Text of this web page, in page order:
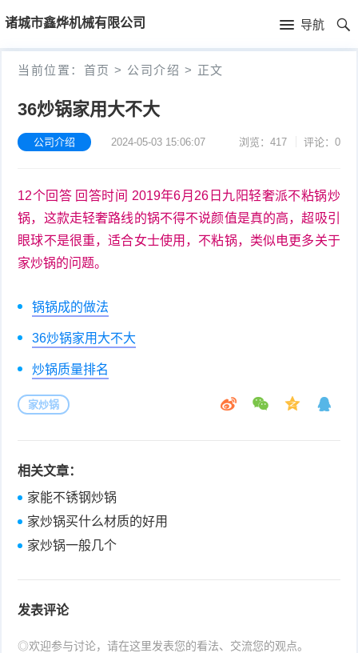
诸城市鑫烨机械有限公司 导航
首
页
首
当前位置： 首页 > 公司介绍 > 正文
36炒锅家用大不大
公司介绍 2024-05-03 15:06:07 浏览：417 评论：0
12个回答 回答时间 2019年6月26日九阳轻奢派不粘锅炒
锅，这款走轻奢路线的锅不得不说颜值是真的高，超吸引
眼球不是很重，适合女士使用，不粘锅，类似电更多关于
家炒锅的问题。
锅锅成的做法
36炒锅家用大不大
炒锅质量排名
家炒锅
相关文章：
家能不锈钢炒锅
家炒锅买什么材质的好用
家炒锅一般几个
发表评论
◎欢迎参与讨论，请在这里发表您的看法、交流您的观点。